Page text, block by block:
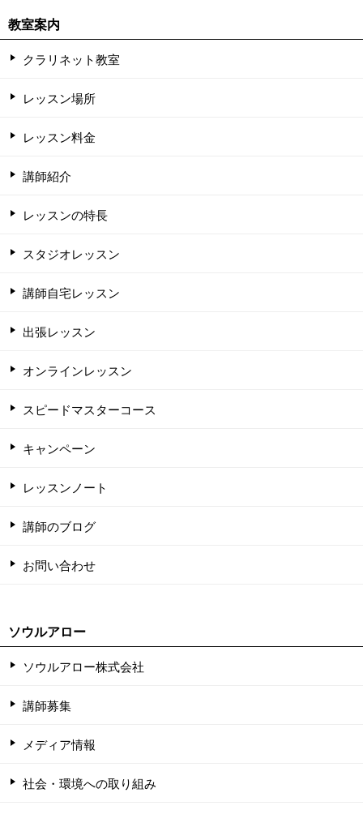
教室案内
クラリネット教室
レッスン場所
レッスン料金
講師紹介
レッスンの特長
スタジオレッスン
講師自宅レッスン
出張レッスン
オンラインレッスン
スピードマスターコース
キャンペーン
レッスンノート
講師のブログ
お問い合わせ
ソウルアロー
ソウルアロー株式会社
講師募集
メディア情報
社会・環境への取り組み